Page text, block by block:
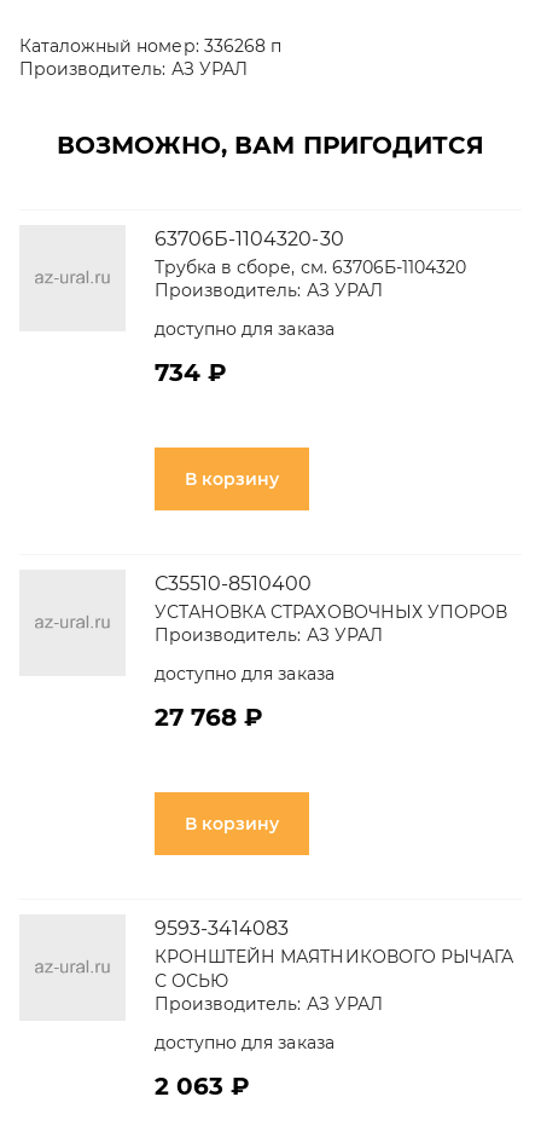
Каталожный номер: 336268 п
Производитель: АЗ УРАЛ
ВОЗМОЖНО, ВАМ ПРИГОДИТСЯ
63706Б-1104320-30
Трубка в сборе, см. 63706Б-1104320
Производитель: АЗ УРАЛ
доступно для заказа
734 ₽
В корзину
С35510-8510400
УСТАНОВКА СТРАХОВОЧНЫХ УПОРОВ
Производитель: АЗ УРАЛ
доступно для заказа
27 768 ₽
В корзину
9593-3414083
КРОНШТЕЙН МАЯТНИКОВОГО РЫЧАГА
С ОСЬЮ
Производитель: АЗ УРАЛ
доступно для заказа
2 063 ₽